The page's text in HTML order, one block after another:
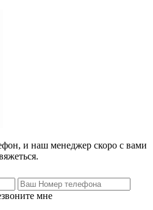
и наш менеджер скоро с вами
мне